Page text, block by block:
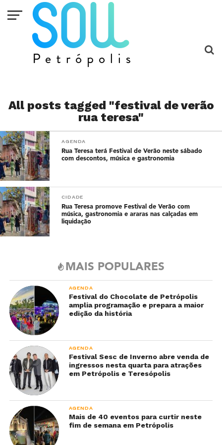
All posts tagged "festival de verão
rua teresa"
AGENDA
Rua Teresa terá Festival de Verão neste sábado
com descontos, música e gastronomia
CIDADE
Rua Teresa promove Festival de Verão com
música, gastronomia e araras nas calçadas em
liquidação
MAIS POPULARES
AGENDA
Festival do Chocolate de Petrópolis
amplia programação e prepara a maior
edição da história
AGENDA
Festival Sesc de Inverno abre venda de
ingressos nesta quarta para atrações
em Petrópolis e Teresópolis
AGENDA
Mais de 40 eventos para curtir neste
fim de semana em Petrópolis